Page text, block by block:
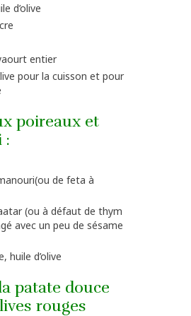
d’olive
entier
pour la cuisson et pour
poireaux et
:
de feta à
(ou à défaut de thym
avec un peu de sésame
huile d’olive
patate douce
rouges